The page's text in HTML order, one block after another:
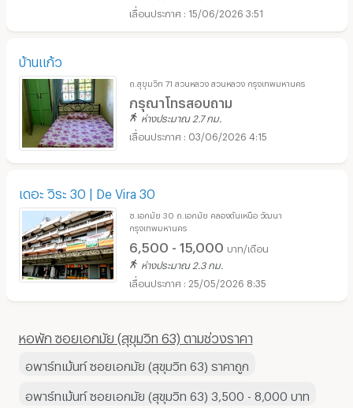
15/06/2026 3:51
บ้านแก้ว
ถ.สุขุมวิท 71 สวนหลวง สวนหลวง กรุงเทพมหานคร
กรุณาโทรสอบถาม
ห่างประมาณ 2.7 กม.
03/06/2026 4:15
เดอะ วิระ 30 | De Vira 30
ซ.เอกมัย 30 ถ.เอกมัย คลองตันเหนือ วัฒนา
กรุงเทพมหานคร
6,500 - 15,000 บาท/เดือน
ห่างประมาณ 2.3 กม.
25/05/2026 8:35
หอพัก ซอยเอกมัย (สุขุมวิท 63) ตามช่วงราคา
อพาร์ทเม้นท์ ซอยเอกมัย (สุขุมวิท 63) ราคาถูก
อพาร์ทเม้นท์ ซอยเอกมัย (สุขุมวิท 63) 3,500 - 8,000 บาท